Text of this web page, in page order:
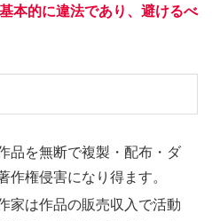
本的に違法であり、避けるべ
品を無断で複製・配布・ダ
作権侵害になり得ます。
家は作品の販売収入で活動